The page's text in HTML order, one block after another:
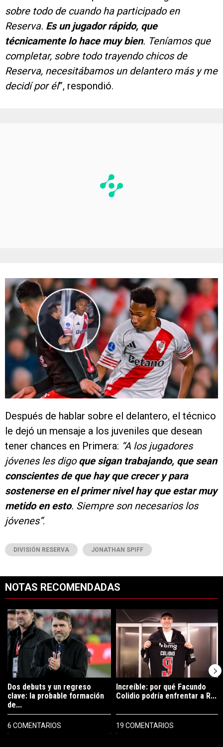
sobre todo de cuando ha participado en
Reserva. Es un jugador rápido, que
técnicamente lo hace muy bien. Teníamos que
completar, sobre todo trayendo chicos de
Reserva, necesitábamos un delantero más y me
decidí por él”, respondió.
Después de hablar sobre el delantero, el técnico
le dejó un mensaje a los juveniles que desean
tener chances en Primera: “A los jugadores
jóvenes les digo que sigan trabajando, que sean
conscientes de que hay que crecer y para
sostenerse en el primer nivel hay que estar muy
metido en esto. Siempre son necesarios los
jóvenes”.
DIVISIÓN RESERVA JONATHAN SPIFF
NOTAS RECOMENDADAS
Un artículo de tendencia con el título "Dos debuts y un regreso
Dos debuts y un regreso
clave: la probable formación
de...
6 COMENTARIOS
Un artículo de tendencia con el
Increíble: por qué Facundo
Colidio podría enfrentar a R...
19 COMENTARIOS